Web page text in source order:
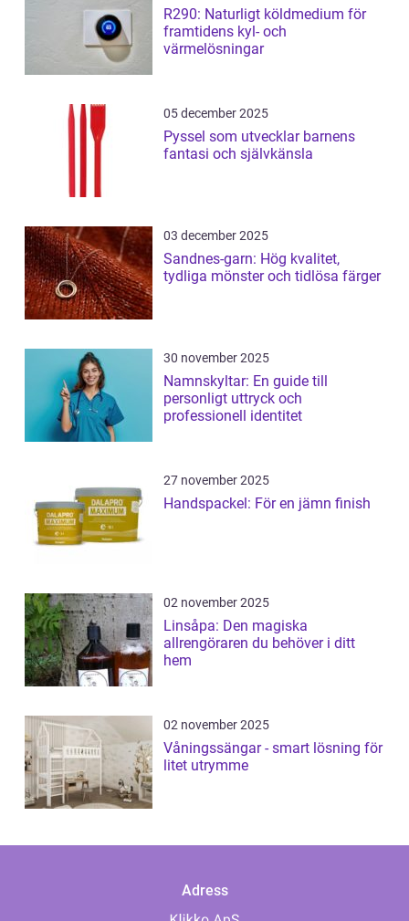
R290: Naturligt köldmedium för
framtidens kyl- och
värmelösningar
05 december 2025
Pyssel som utvecklar barnens
fantasi och självkänsla
03 december 2025
Sandnes-garn: Hög kvalitet,
tydliga mönster och tidlösa färger
30 november 2025
Namnskyltar: En guide till
personligt uttryck och
professionell identitet
27 november 2025
Handspackel: För en jämn finish
02 november 2025
Linsåpa: Den magiska
allrengöraren du behöver i ditt
hem
02 november 2025
Våningssängar - smart lösning för
litet utrymme
Adress